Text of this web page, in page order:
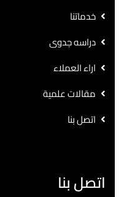
خدماتنا
دراسه جدوى
اراء العملاء
مقالات علمية
اتصل بنا
اتصل بنا